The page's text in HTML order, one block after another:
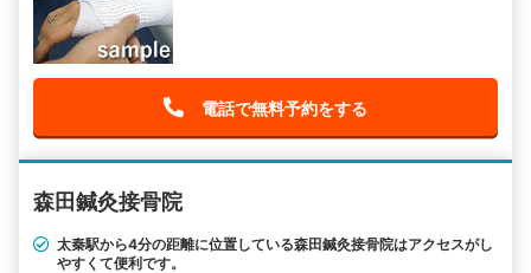
電話で無料予約をする
森田鍼灸接骨院
太秦駅から4分の距離に位置している森田鍼灸接骨院はアクセスがし
やすくて便利です。